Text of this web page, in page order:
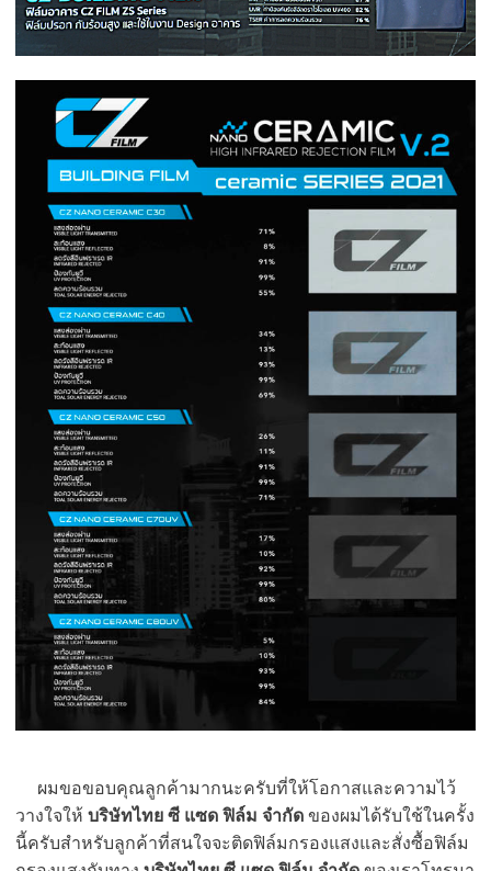
ผมขอขอบคุณลูกค้ามากนะครับที่ให้โอกาสและความไว้
วางใจให้บริษัทไทย ซี แซด ฟิล์ม จำกัด ของผมได้รับใช้ในครั้ง
นี้ครับสำหรับลูกค้าที่สนใจจะติดฟิล์มกรองแสงและสั่งซื้อฟิล์ม